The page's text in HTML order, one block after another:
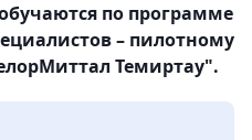
по программе
– пилотному
Темиртау".